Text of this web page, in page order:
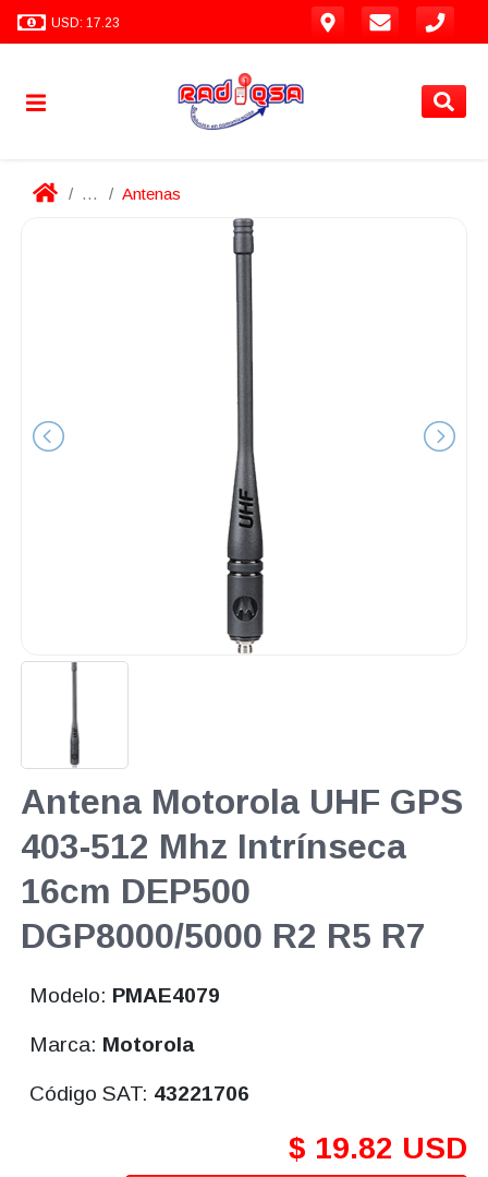
USD: 17.23
... Antenas
Antena Motorola UHF GPS
403-512 Mhz Intrínseca
16cm DEP500
DGP8000/5000 R2 R5 R7
Modelo: PMAE4079
Marca: Motorola
Código SAT: 43221706
$ 19.82 USD